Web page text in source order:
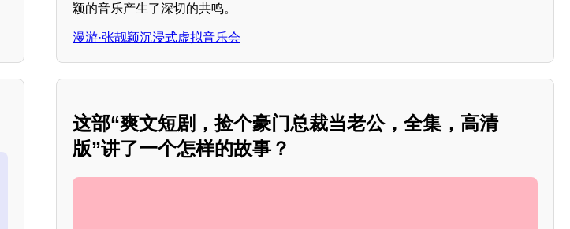
颖的音乐产生了深切的共鸣。
漫游·张靓颖沉浸式虚拟音乐会
这部“爽文短剧，捡个豪门总裁当老公，全集，高清
版”讲了一个怎样的故事？